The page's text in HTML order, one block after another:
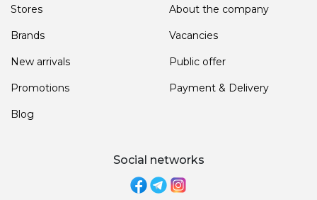
Stores
Brands
New arrivals
Promotions
Blog
About the company
Vacancies
Public offer
Payment & Delivery
Social networks